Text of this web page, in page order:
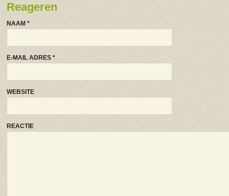
Reageren
NAAM *
E-MAIL ADRES *
WEBSITE
REACTIE